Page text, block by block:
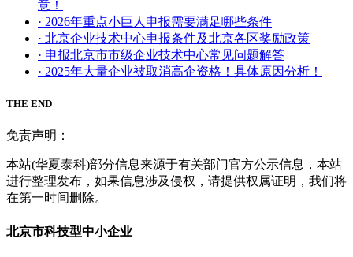
意！
· 2026年重点小巨人申报需要满足哪些条件
· 北京企业技术中心申报条件及北京各区奖励政策
· 申报北京市市级企业技术中心常见问题解答
· 2025年大量企业被取消高企资格！具体原因分析！
THE END
免责声明：
本站(华夏泰科)部分信息来源于有关部门官方公示信息，本站
进行整理发布，如果信息涉及侵权，请提供权属证明，我们将
在第一时间删除。
北京市科技型中小企业